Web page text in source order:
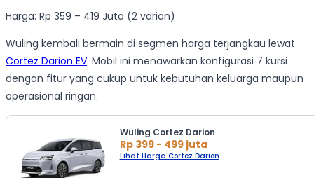
Harga: Rp 359 – 419 Juta (2 varian)
Wuling kembali bermain di segmen harga terjangkau lewat
Cortez Darion EV. Mobil ini menawarkan konfigurasi 7 kursi
dengan fitur yang cukup untuk kebutuhan keluarga maupun
operasional ringan.
Wuling Cortez Darion
Rp 399 - 499 juta
Lihat Harga Cortez Darion